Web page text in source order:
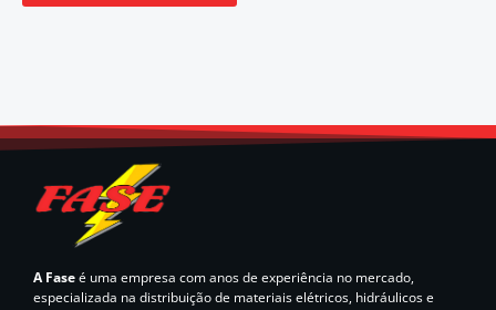
A Faseé uma empresa com anos de experiência no mercado,
especializada na distribuição de materiais elétricos, hidráulicos e